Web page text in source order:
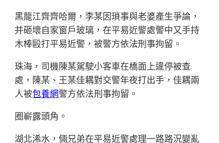
黑龍江齊齊哈爾，李某因瑣事與老婆產生爭論，
并砸壞自家窗戶玻璃，在平易近警處警中又手持
木棒毆打平易近警，被警方依法刑事拘留。
珠海，司機陳某駕駛小客車在橋面上違停被查
處，陳某、王某佳耦對交警年夜打出手，佳耦兩
人被包養網警方依法刑事拘留。
圈嶄露頭角。
湖北浠水，倆兄弟在平易近警處理一路路況變亂